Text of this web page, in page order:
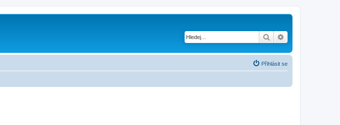
Hledat
Přihlásit se